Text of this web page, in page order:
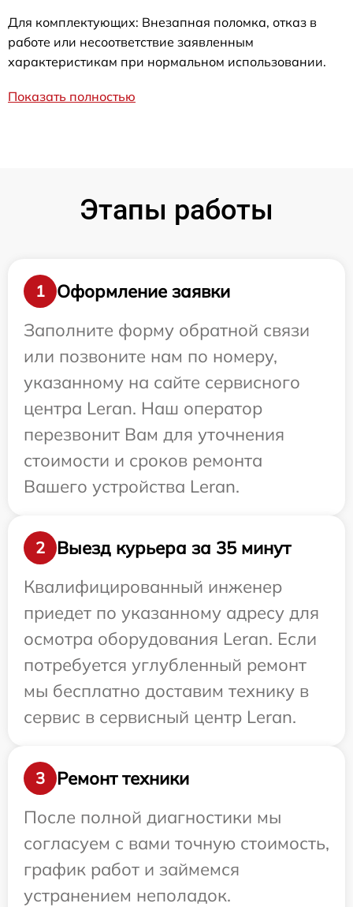
Для комплектующих: Внезапная поломка, отказ в
работе или несоответствие заявленным
характеристикам при нормальном использовании.
Показать полностью
Этапы работы
1
Оформление заявки
Заполните форму обратной связи
или позвоните нам по номеру,
указанному на сайте сервисного
центра Leran. Наш оператор
перезвонит Вам для уточнения
стоимости и сроков ремонта
Вашего устройства Leran.
2
Выезд курьера за 35 минут
Квалифицированный инженер
приедет по указанному адресу для
осмотра оборудования Leran. Если
потребуется углубленный ремонт
мы бесплатно доставим технику в
сервис в сервисный центр Leran.
3
Ремонт техники
После полной диагностики мы
согласуем с вами точную стоимость,
график работ и займемся
устранением неполадок.